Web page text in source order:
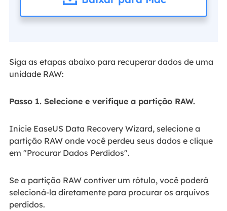
Siga as etapas abaixo para recuperar dados de uma
unidade RAW:
Passo 1. Selecione e verifique a partição RAW.
Inicie EaseUS Data Recovery Wizard, selecione a
partição RAW onde você perdeu seus dados e clique
em "Procurar Dados Perdidos".
Se a partição RAW contiver um rótulo, você poderá
selecioná-la diretamente para procurar os arquivos
perdidos.